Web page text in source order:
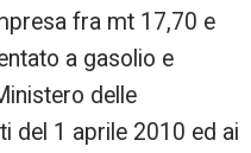
fra mt 17,70 e
a gasolio e
delle
del 1 aprile 2010 ed ai